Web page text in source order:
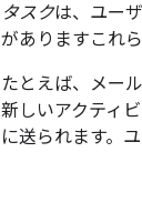
タスクは、ユー
がありますこれ
たとえば、メー
新しいアクティ
に送られます。